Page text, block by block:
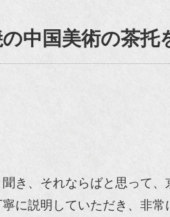
中国美術の茶
き、それならばと思って
に説明していただき、非